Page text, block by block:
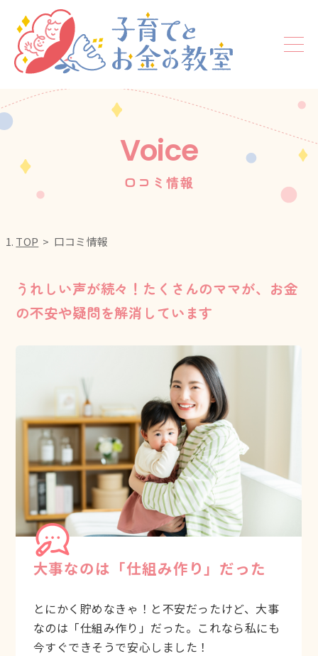
Voice
口コミ情報
TOP 口コミ情報
うれしい声が続々！たくさんのママが、お金
の不安や疑問を解消しています
大事なのは「仕組み作り」だった
とにかく貯めなきゃ！と不安だったけど、大事
なのは「仕組み作り」だった。これなら私にも
今すぐできそうで安心しました！